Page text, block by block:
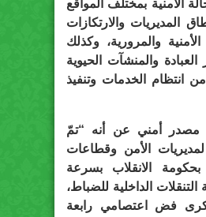
الأمنية بمختلف المواقع
المديريات والارتكازات
والمرورية، وكذلك
والمنشآت الحيوية
من انتظام الخدمات وتنفيذ
أمني عن أنه “تمّ
الأمن وقطاعات
بحكومة الانقلاب بسرعة
التنقلات الداخلية للضباط،
فض اعتصامي رابعة